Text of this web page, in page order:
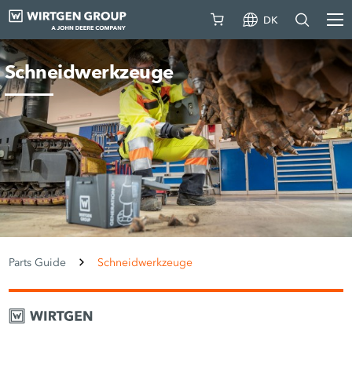
DK
Schneidwerkzeuge
Parts Guide Schneidwerkzeuge